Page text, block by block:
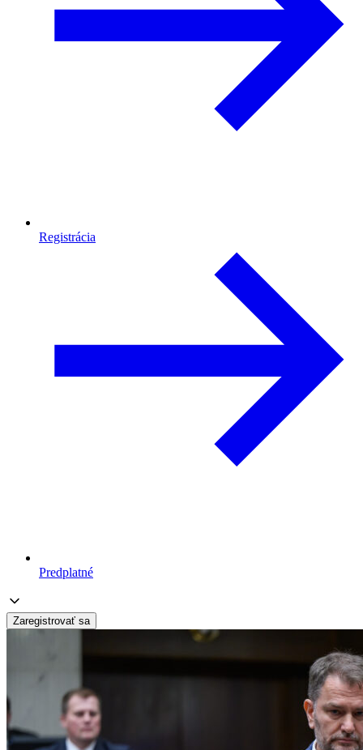
Registrácia
Predplatné
Zaregistrovať sa